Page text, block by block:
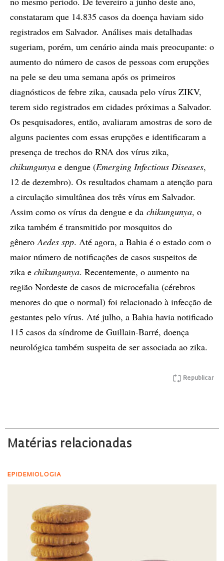
constataram que 14.835 casos da doença haviam sido
registrados em Salvador. Análises mais detalhadas
sugeriam, porém, um cenário ainda mais preocupante: o
aumento do número de casos de pessoas com erupções
na pele se deu uma semana após os primeiros
diagnósticos de febre zika, causada pelo vírus ZIKV,
terem sido registrados em cidades próximas a Salvador.
Os pesquisadores, então, avaliaram amostras de soro de
alguns pacientes com essas erupções e identificaram a
presença de trechos do RNA dos vírus zika,
chikungunya e dengue (Emerging Infectious Diseases,
12 de dezembro). Os resultados chamam a atenção para
a circulação simultânea dos três vírus em Salvador.
Assim como os vírus da dengue e da chikungunya, o
zika também é transmitido por mosquitos do
gêneroAedes spp. Até agora, a Bahia é o estado com o
maior número de notificações de casos suspeitos de
zika e chikungunya. Recentemente, o aumento na
região Nordeste de casos de microcefalia (cérebros
menores do que o normal) foi relacionado à infecção de
gestantes pelo vírus. Até julho, a Bahia havia notificado
115 casos da síndrome de Guillain-Barré, doença
neurológica também suspeita de ser associada ao zika.
Republicar